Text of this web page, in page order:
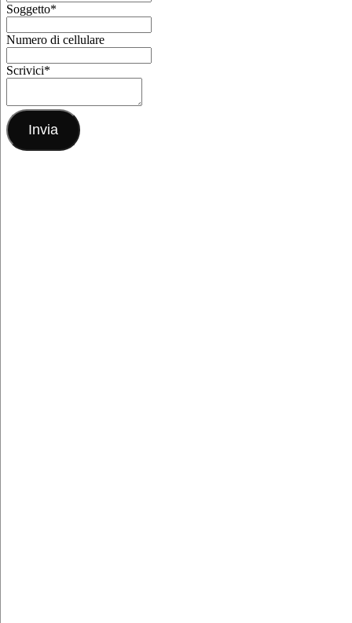
Soggetto*
Numero di cellulare
Scrivici*
Invia